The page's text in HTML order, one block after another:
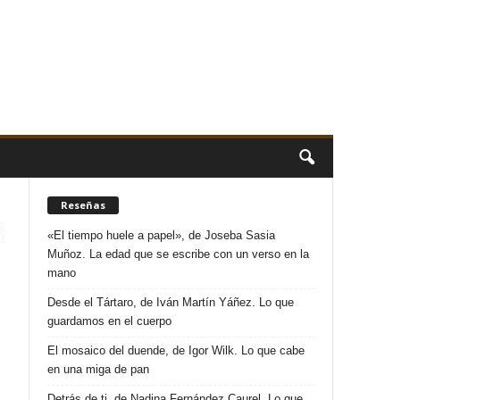
Reseñas
«El tiempo huele a papel», de Joseba Sasia
Muñoz. La edad que se escribe con un verso en la
mano
Desde el Tártaro, de Iván Martín Yáñez. Lo que
guardamos en el cuerpo
El mosaico del duende, de Igor Wilk. Lo que cabe
en una miga de pan